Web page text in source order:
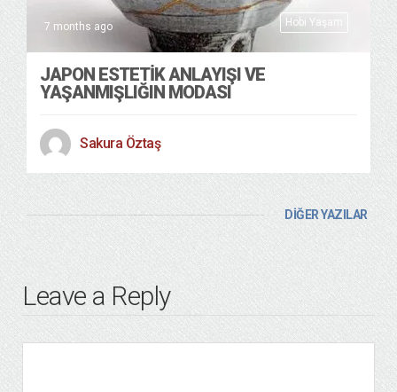
Hobi Yaşam
7 months ago
JAPON ESTETİK ANLAYIŞI VE
YAŞANMIŞLIĞIN MODASI
Sakura Öztaş
DİĞER YAZILAR
Leave a Reply